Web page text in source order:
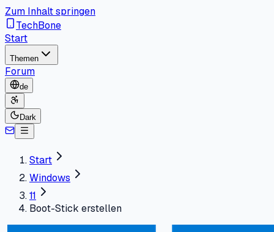
Zum Inhalt springen
TechBone
Start
Themen
Forum
de
Dark
Start
Windows
11
Boot-Stick erstellen